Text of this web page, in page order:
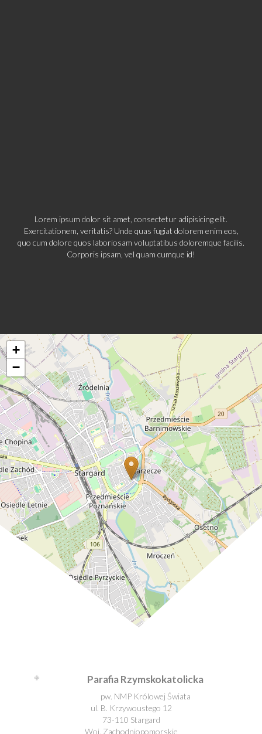
Lorem ipsum dolor sit amet, consectetur adipisicing elit.
Exercitationem, veritatis? Unde quas fugiat dolorem enim eos,
quo cum dolore quos laboriosam voluptatibus doloremque facilis.
Corporis ipsam, vel quam cumque id!
+
−
Parafia Rzymskokatolicka
pw. NMP Królowej Świata
ul. B. Krzywoustego 12
73-110 Stargard
Woj. Zachodniopomorskie